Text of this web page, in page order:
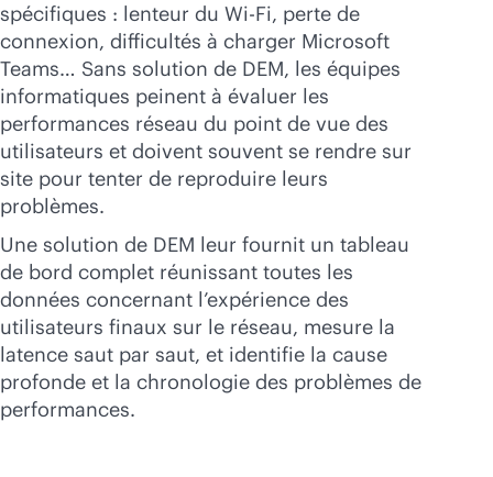
spécifiques : lenteur du Wi-Fi, perte de
connexion, difficultés à charger Microsoft
Teams… Sans solution de DEM, les équipes
informatiques peinent à évaluer les
performances réseau du point de vue des
utilisateurs et doivent souvent se rendre sur
site pour tenter de reproduire leurs
problèmes.
Une solution de DEM leur fournit un tableau
de bord complet réunissant toutes les
données concernant l’expérience des
utilisateurs finaux sur le réseau, mesure la
latence saut par saut, et identifie la cause
profonde et la chronologie des problèmes de
performances.